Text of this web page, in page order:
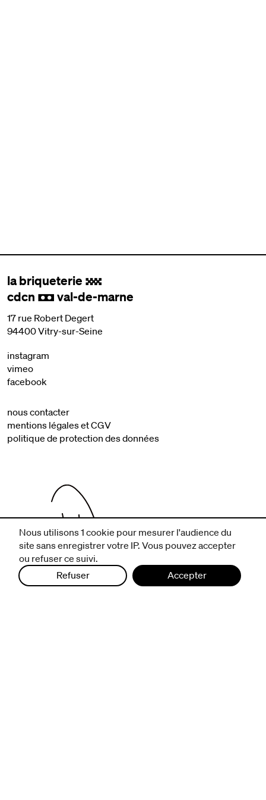
la briqueterie .
cdcn , val-de-marne
17 rue Robert Degert
94400 Vitry-sur-Seine
instagram
vimeo
facebook
nous contacter
mentions légales et CGV
politique de protection des données
infos pratiques
Nous utilisons 1 cookie pour mesurer l'audience du
site sans enregistrer votre IP. Vous pouvez accepter
ou refuser ce suivi.
Refuser
Accepter